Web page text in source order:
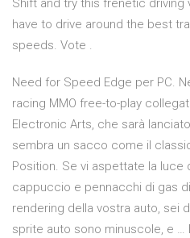
Shift and try this frenetic driving
have to drive around the best
speeds. Vote .
Need for Speed Edge per PC.
racing MMO free-to-play
Electronic Arts, che sarà
sembra un sacco come il
Position. Se vi aspettate la luce
cappuccio e pennacchi di gas
rendering della vostra auto, sei
sprite auto sono minuscole, e …